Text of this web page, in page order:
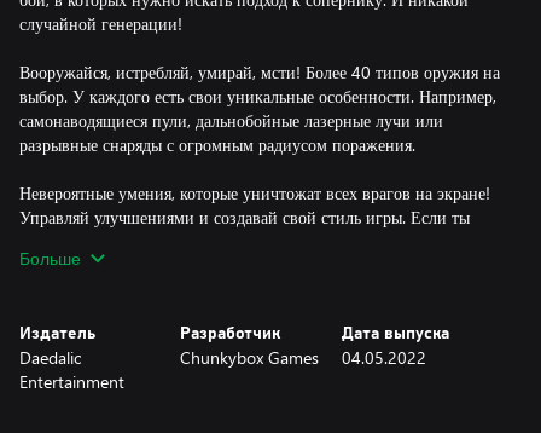
случайной генерации!
Вооружайся, истребляй, умирай, мсти! Более 40 типов оружия на
выбор. У каждого есть свои уникальные особенности. Например,
самонаводящиеся пули, дальнобойные лазерные лучи или
разрывные снаряды с огромным радиусом поражения.
Невероятные умения, которые уничтожат всех врагов на экране!
Управляй улучшениями и создавай свой стиль игры. Если ты
возрождений. А если тебя интересует скоростное прохождение
Больше
Издатель
Daedalic
Entertainment
Разработчик
Chunkybox Games
Дата выпуска
04.05.2022